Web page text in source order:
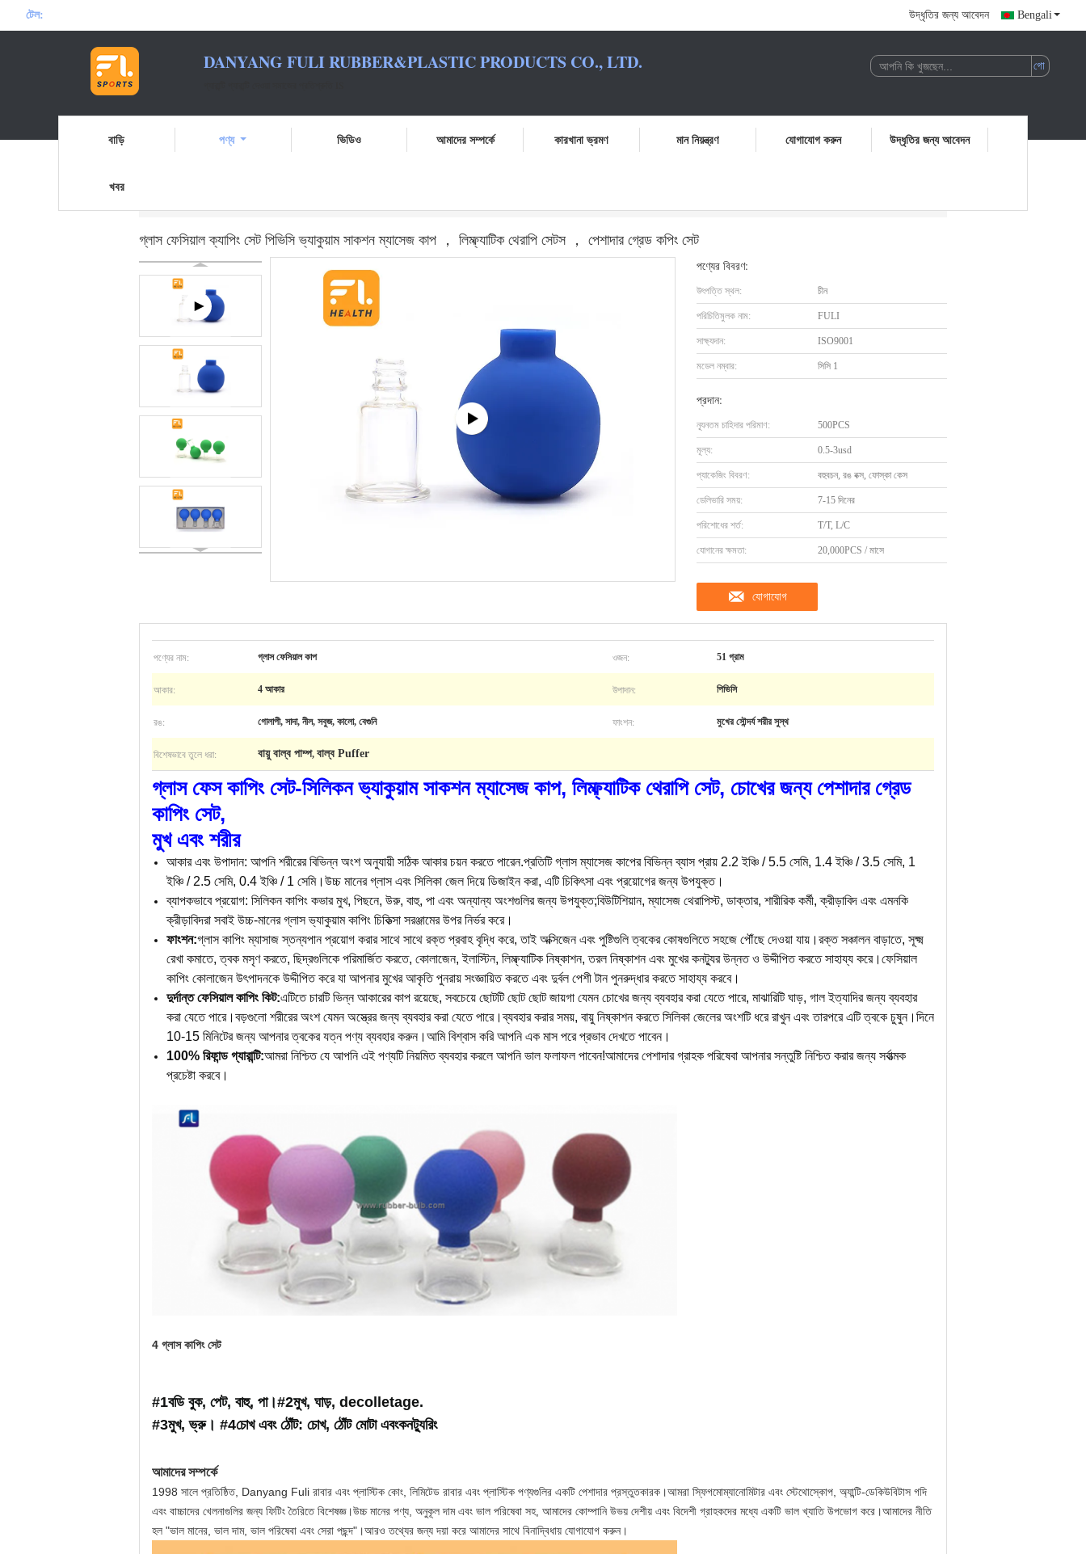
টেল: উদ্ধৃতির জন্য আবেদন Bengali
DANYANG FULI RUBBER&PLASTIC PRODUCTS CO., LTD.
বাড়ি পণ্য ভিডিও আমাদের সম্পর্কে কারখানা ভ্রমণ মান নিয়ন্ত্রণ যোগাযোগ করুন উদ্ধৃতির জন্য আবেদন
খবর
গ্লাস ফেসিয়াল ক্যাপিং সেট পিভিসি ভ্যাকুয়াম সাকশন ম্যাসেজ কাপ ， লিম্ফ্যাটিক থেরাপি সেটস ， পেশাদার গ্রেড কপিং সেট
পণ্যের বিবরণ:
উৎপত্তি স্থল: চীন
পরিচিতিমুলক নাম: FULI
সাক্ষ্যদান: ISO9001
মডেল নম্বার: সিসি 1
প্রদান:
ন্যূনতম চাহিদার পরিমাণ: 500PCS
মূল্য: 0.5-3usd
প্যাকেজিং বিবরণ: বহুবচন, রঙ বক্স, ফোস্কা কেস
ডেলিভারি সময়: 7-15 দিনের
পরিশোধের শর্ত: T/T, L/C
যোগানের ক্ষমতা: 20,000PCS / মাসে
যোগাযোগ
পণ্যের নাম: গ্লাস ফেসিয়াল কাপ ওজন: 51 গ্রাম
আকার: 4 আকার উপাদান: পিভিসি
রঙ: গোলাপী, সাদা, নীল, সবুজ, কালো, বেগুনি ফাংশন: মুখের সৌন্দর্য শরীর সুস্থ
বিশেষভাবে তুলে ধরা: বায়ু বাল্ব পাম্প, বাল্ব Puffer
গ্লাস ফেস কাপিং সেট-সিলিকন ভ্যাকুয়াম সাকশন ম্যাসেজ কাপ, লিম্ফ্যাটিক থেরাপি সেট, চোখের জন্য পেশাদার গ্রেড
কাপিং সেট,
মুখ এবং শরীর
আকার এবং উপাদান: আপনি শরীরের বিভিন্ন অংশ অনুযায়ী সঠিক আকার চয়ন করতে পারেন.প্রতিটি গ্লাস ম্যাসেজ কাপের বিভিন্ন ব্যাস প্রায় 2.2 ইঞ্চি / 5.5 সেমি, 1.4 ইঞ্চি / 3.5 সেমি, 1
ইঞ্চি / 2.5 সেমি, 0.4 ইঞ্চি / 1 সেমি।উচ্চ মানের গ্লাস এবং সিলিকা জেল দিয়ে ডিজাইন করা, এটি চিকিৎসা এবং প্রয়োগের জন্য উপযুক্ত।
ব্যাপকভাবে প্রয়োগ: সিলিকন কাপিং কভার মুখ, পিছনে, উরু, বাহু, পা এবং অন্যান্য অংশগুলির জন্য উপযুক্ত;বিউটিশিয়ান, ম্যাসেজ থেরাপিস্ট, ডাক্তার, শারীরিক কর্মী, ক্রীড়াবিদ এবং এমনকি
ক্রীড়াবিদরা সবাই উচ্চ-মানের গ্লাস ভ্যাকুয়াম কাপিং চিকিত্সা সরঞ্জামের উপর নির্ভর করে।
ফাংশন:গ্লাস কাপিং ম্যাসাজ স্তন্যপান প্রয়োগ করার সাথে সাথে রক্ত ​​​​প্রবাহ বৃদ্ধি করে, তাই অক্সিজেন এবং পুষ্টিগুলি ত্বকের কোষগুলিতে সহজে পৌঁছে দেওয়া যায়।রক্ত সঞ্চালন বাড়াতে, সূক্ষ্ম
রেখা কমাতে, ত্বক মসৃণ করতে, ছিদ্রগুলিকে পরিমার্জিত করতে, কোলাজেন, ইলাস্টিন, লিম্ফ্যাটিক নিষ্কাশন, তরল নিষ্কাশন এবং মুখের কনট্যুর উন্নত ও উদ্দীপিত করতে সাহায্য করে।ফেসিয়াল
কাপিং কোলাজেন উৎপাদনকে উদ্দীপিত করে যা আপনার মুখের আকৃতি পুনরায় সংজ্ঞায়িত করতে এবং দুর্বল পেশী টান পুনরুদ্ধার করতে সাহায্য করবে।
দুর্দান্ত ফেসিয়াল কাপিং কিট:এটিতে চারটি ভিন্ন আকারের কাপ রয়েছে, সবচেয়ে ছোটটি ছোট ছোট জায়গা যেমন চোখের জন্য ব্যবহার করা যেতে পারে, মাঝারিটি ঘাড়, গাল ইত্যাদির জন্য ব্যবহার
করা যেতে পারে।বড়গুলো শরীরের অংশ যেমন অস্ত্রের জন্য ব্যবহার করা যেতে পারে।ব্যবহার করার সময়, বায়ু নিষ্কাশন করতে সিলিকা জেলের অংশটি ধরে রাখুন এবং তারপরে এটি ত্বকে চুষুন।দিনে
10-15 মিনিটের জন্য আপনার ত্বকের যত্ন পণ্য ব্যবহার করুন।আমি বিশ্বাস করি আপনি এক মাস পরে প্রভাব দেখতে পাবেন।
100% রিফান্ড গ্যারান্টি:আমরা নিশ্চিত যে আপনি এই পণ্যটি নিয়মিত ব্যবহার করলে আপনি ভাল ফলাফল পাবেন!আমাদের পেশাদার গ্রাহক পরিষেবা আপনার সন্তুষ্টি নিশ্চিত করার জন্য সর্বাত্মক
প্রচেষ্টা করবে।
4 গ্লাস কাপিং সেট
#1বডি বুক, পেট, বাহু, পা।#2মুখ, ঘাড়, decolletage.
#3মুখ, ভ্রু। #4চোখ এবং ঠোঁট: চোখ, ঠোঁট মোটা এবংকনট্যুরিং
আমাদের সম্পর্কে
1998 সালে প্রতিষ্ঠিত, Danyang Fuli রাবার এবং প্লাস্টিক কোং, লিমিটেড রাবার এবং প্লাস্টিক পণ্যগুলির একটি পেশাদার প্রস্তুতকারক।আমরা স্ফিগমোম্যানোমিটার এবং স্টেথোস্কোপ, অ্যান্টি-ডেকিউবিটাস গদি
এবং বাচ্চাদের খেলনাগুলির জন্য ফিটিং তৈরিতে বিশেষজ্ঞ।উচ্চ মানের পণ্য, অনুকূল দাম এবং ভাল পরিষেবা সহ, আমাদের কোম্পানি উভয় দেশীয় এবং বিদেশী গ্রাহকদের মধ্যে একটি ভাল খ্যাতি উপভোগ করে।আমাদের নীতি
হল "ভাল মানের, ভাল দাম, ভাল পরিষেবা এবং সেরা পছন্দ"।আরও তথ্যের জন্য দয়া করে আমাদের সাথে বিনাদ্বিধায় যোগাযোগ করুন।